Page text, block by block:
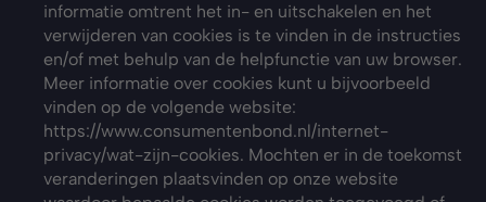
informatie omtrent het in- en uitschakelen en het
verwijderen van cookies is te vinden in de instructies
en/of met behulp van de helpfunctie van uw browser.
Meer informatie over cookies kunt u bijvoorbeeld
https://www.consumentenbond.nl/internet-
privacy/wat-zijn-cookies. Mochten er in de toekomst
veranderingen plaatsvinden op onze website